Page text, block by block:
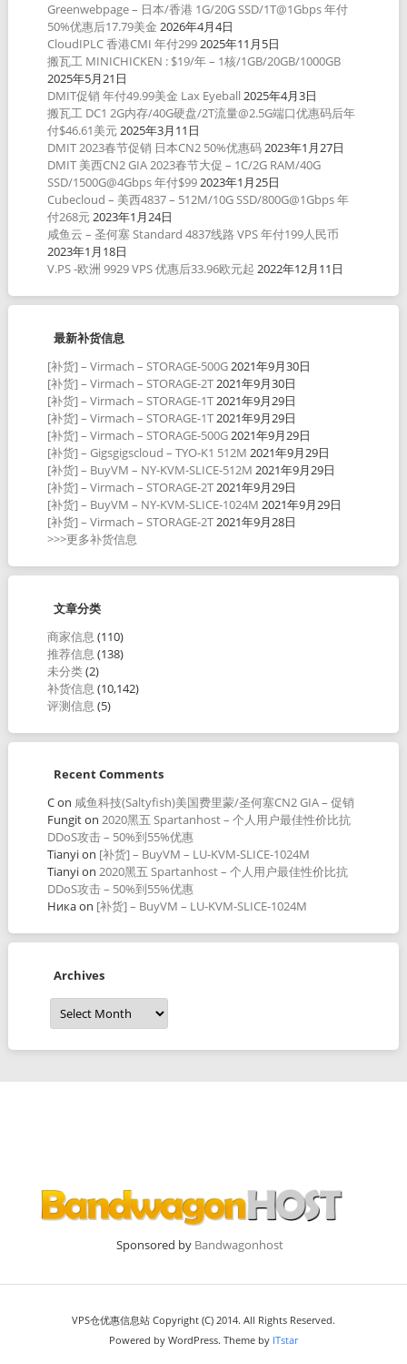
Greenwebpage – 日本/香港 1G/20G SSD/1T@1Gbps 年付
50%优惠后17.79美金 2026年4月4日
CloudIPLC 香港CMI 年付2992025年11月5日
搬瓦工 MINICHICKEN : $19/年 – 1核/1GB/20GB/1000GB
2025年5月21日
DMIT促销 年付49.99美金 Lax Eyeball 2025年4月3日
搬瓦工 DC1 2G内存/40G硬盘/2T流量@2.5G端口优惠码后年
付$46.61美元2025年3月11日
DMIT 2023春节促销 日本CN2 50%优惠码2023年1月27日
DMIT 美西CN2 GIA 2023春节大促 – 1C/2G RAM/40G
SSD/1500G@4Gbps 年付$992023年1月25日
Cubecloud – 美西4837 – 512M/10G SSD/800G@1Gbps 年
付268元2023年1月24日
咸鱼云 – 圣何塞 Standard 4837线路 VPS 年付199人民币
2023年1月18日
V.PS -欧洲 9929 VPS 优惠后33.96欧元起 2022年12月11日
最新补货信息
[补货] – Virmach – STORAGE-500G2021年9月30日
[补货] – Virmach – STORAGE-2T2021年9月30日
[补货] – Virmach – STORAGE-1T2021年9月29日
[补货] – Virmach – STORAGE-1T2021年9月29日
[补货] – Virmach – STORAGE-500G2021年9月29日
[补货] – Gigsgigscloud – TYO-K1 512M 2021年9月29日
[补货] – BuyVM – NY-KVM-SLICE-512M 2021年9月29日
[补货] – Virmach – STORAGE-2T2021年9月29日
[补货] – BuyVM – NY-KVM-SLICE-1024M 2021年9月29日
[补货] – Virmach – STORAGE-2T2021年9月28日
>>>更多补货信息
文章分类
商家信息 (110)
推荐信息 (138)
未分类(2)
补货信息 (10,142)
评测信息 (5)
Recent Comments
Con 咸鱼科技(Saltyfish)美国费里蒙/圣何塞CN2 GIA – 促销
Fungiton 2020黑五 Spartanhost – 个人用户最佳性价比抗
DDoS攻击 – 50%到55%优惠
Tianyion [补货] – BuyVM – LU-KVM-SLICE-1024M
Tianyion 2020黑五 Spartanhost – 个人用户最佳性价比抗
DDoS攻击 – 50%到55%优惠
Никаon [补货] – BuyVM – LU-KVM-SLICE-1024M
Archives
Archives
Sponsored by Bandwagonhost
VPS仓优惠信息站 Copyright (C) 2014. All Rights Reserved.
Powered by WordPress. Theme by ITstar